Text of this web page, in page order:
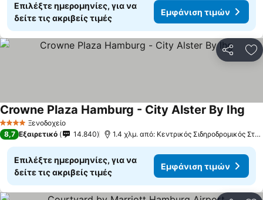
Επιλέξτε ημερομηνίες, για να
δείτε τις ακριβείς τιμές
Εμφάνιση τιμών
4 ΑστέριαΞενοδοχείο
Crowne Plaza Hamburg - City Alster By Ihg
8,7 Εξαιρετικό 14.840 1.4 χλμ. από: Κεντρικός Σιδηροδρομικός
Επιλέξτε ημερομηνίες, για να
δείτε τις ακριβείς τιμές
Εμφάνιση τιμών